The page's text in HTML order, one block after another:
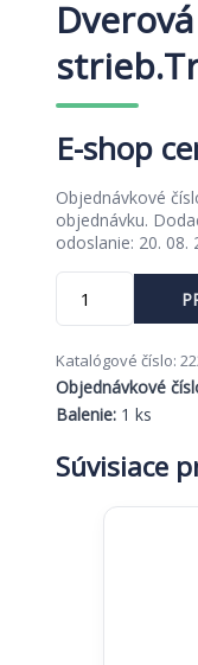
Objednávkové
objednávku.
odoslanie: 20. 08.
množstvo
Dverová
zástrč
,
strieb.Trn
10
MACO
Katalógové číslo:
Objednávkové
Balenie: 1 ks
Súvisiace